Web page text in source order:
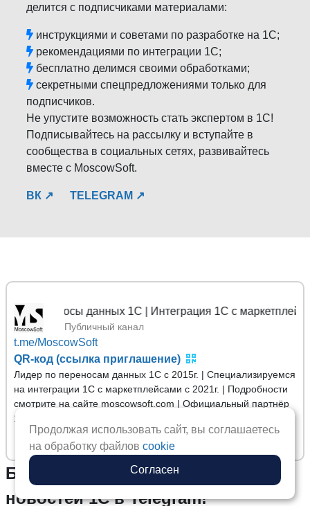
делится с подписчиками материалами:
инструкциями и советами по разработке на 1С;
рекомендациями по интеграции 1С;
бесплатно делимся своими обработками;
секретными спецпредложениями только для
подписчиков.
Не упустите возможность стать экспертом в 1С!
Подписывайтесь на рассылку и вступайте в
сообщества в социальных сетях, развивайтесь
вместе с MoscowSoft.
ВК ↗ TELEGRAM ↗
данных 1С | Интеграция 1С с маркетплейсами
Публичный канал
t.me/MoscowSoft
QR-код (ссылка приглашение)
Лидер по переносам данных 1С с 2015г. | Специализируемся
на интеграции 1С с маркетплейсами с 2021г. | Подробности
смотрите на сайте moscowsoft.com | Официальный партнёр
1С в статусе "1С:Франчайзи"
Будьте в курсе последних
новостей 1С в Telegram!
Продолжая использовать сайт, вы соглашаетесь
на обработку файловcookie
Согласен